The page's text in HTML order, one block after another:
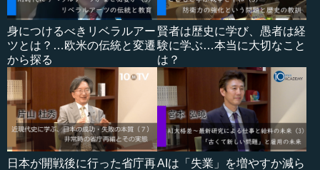
身につけるべきリベラルアー
ツとは？…欧米の伝統と変遷
から探る
賢者は歴史に学び、愚者は経
験に学ぶ…本当に大切なこと
は？
日本が開戦後に行った省庁再AIは「失業」を増やすか減ら